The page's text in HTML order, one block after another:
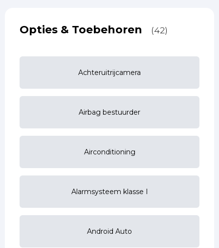
Opties & Toebehoren (42)
Achteruitrijcamera
Airbag bestuurder
Airconditioning
Alarmsysteem klasse I
Android Auto